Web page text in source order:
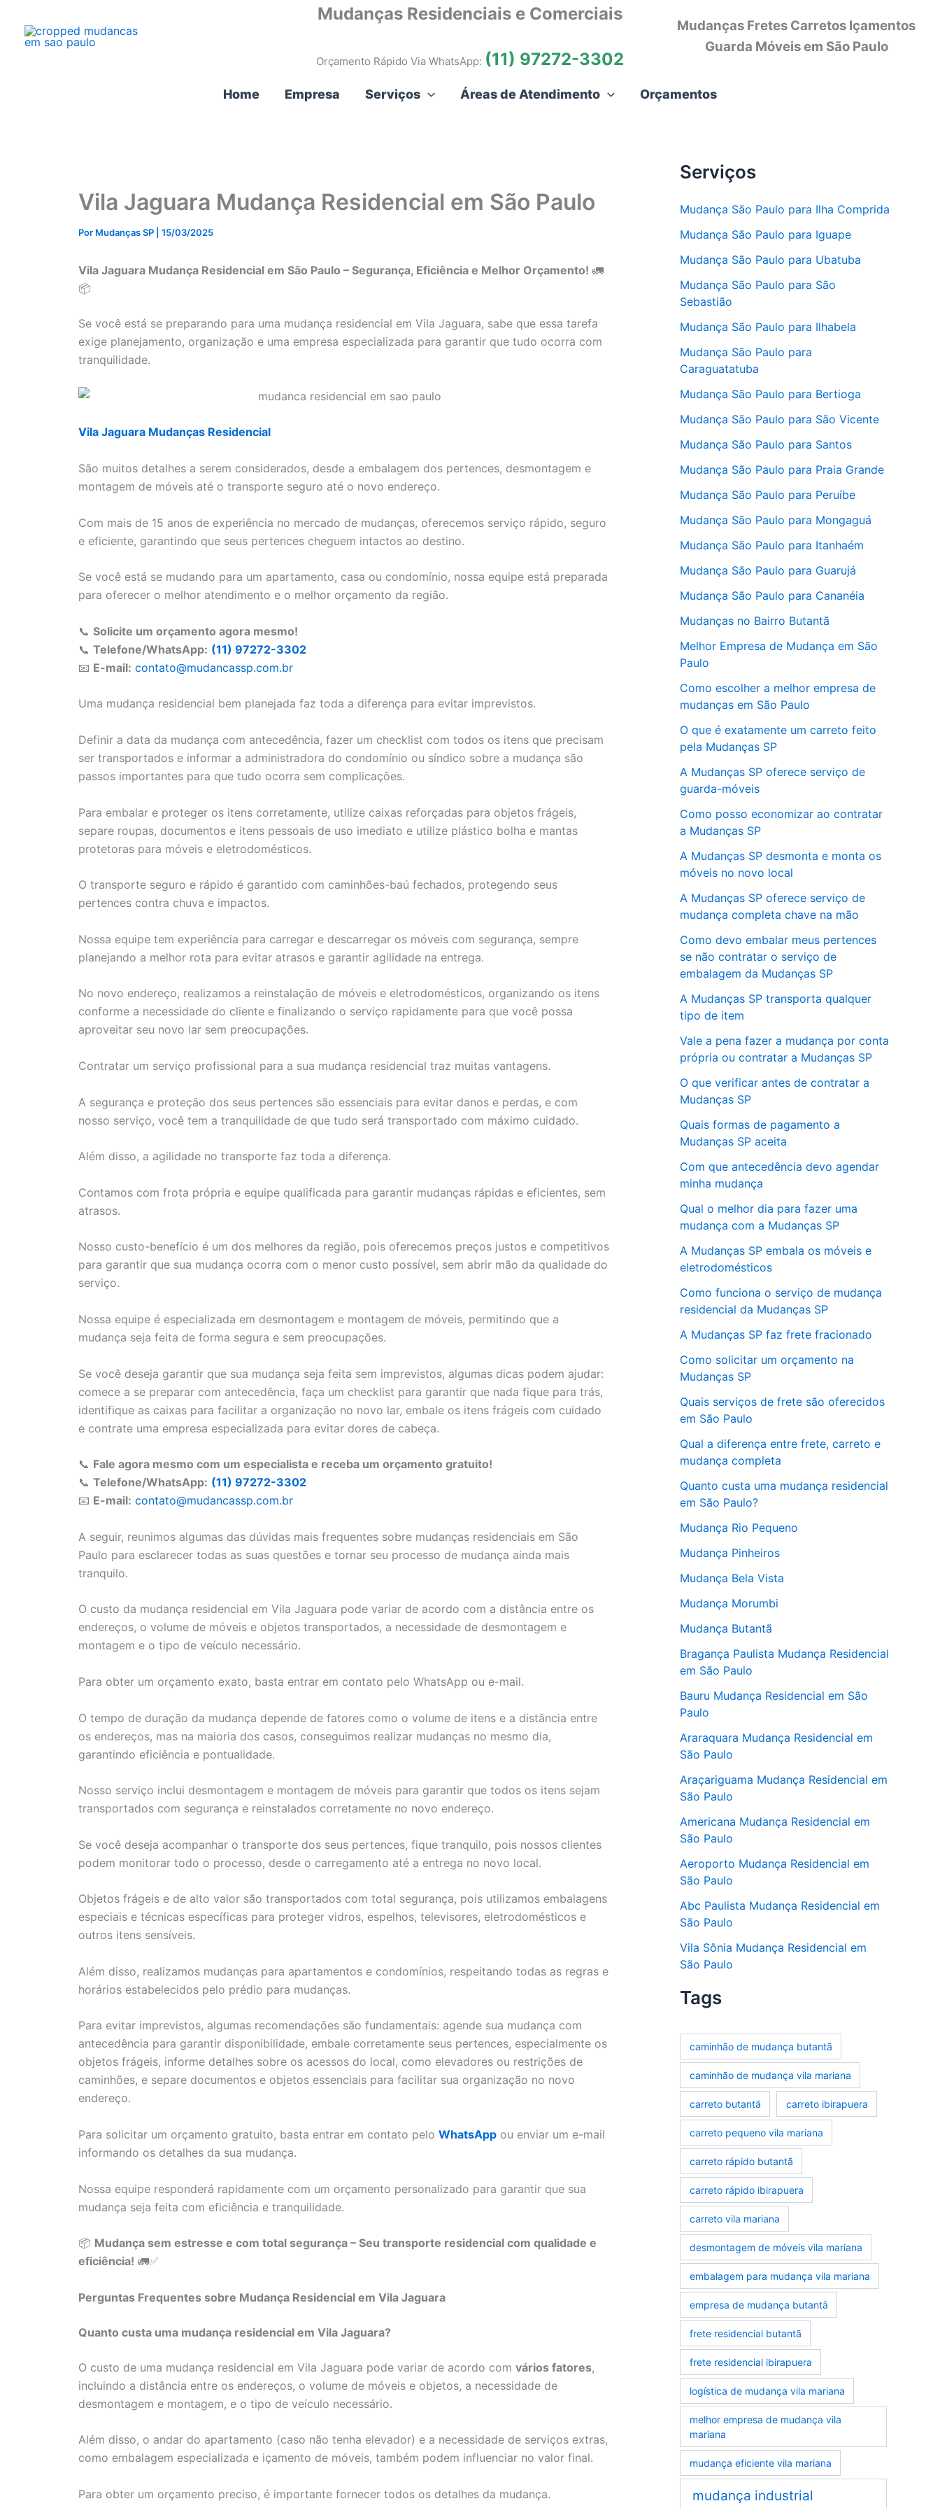
Mudanças Residenciais e Comerciais
Orçamento Rápido Via WhatsApp: (11) 97272-3302
Mudanças Fretes Carretos Içamentos
Guarda Móveis em São Paulo
Home Empresa Serviços Áreas de Atendimento Orçamentos
Vila Jaguara Mudança Residencial em São Paulo
Por Mudanças SP 15/03/2025
Vila Jaguara Mudança Residencial em São Paulo – Segurança, Eficiência e Melhor Orçamento! 🚛
📦
Se você está se preparando para uma mudança residencial em Vila Jaguara, sabe que essa tarefa
exige planejamento, organização e uma empresa especializada para garantir que tudo ocorra com
tranquilidade.
Vila Jaguara Mudanças Residencial
São muitos detalhes a serem considerados, desde a embalagem dos pertences, desmontagem e
montagem de móveis até o transporte seguro até o novo endereço.
Com mais de 15 anos de experiência no mercado de mudanças, oferecemos serviço rápido, seguro
e eficiente, garantindo que seus pertences cheguem intactos ao destino.
Se você está se mudando para um apartamento, casa ou condomínio, nossa equipe está preparada
para oferecer o melhor atendimento e o melhor orçamento da região.
📞 Solicite um orçamento agora mesmo!
📞 Telefone/WhatsApp: (11) 97272-3302
📧 E-mail: contato@mudancassp.com.br
Uma mudança residencial bem planejada faz toda a diferença para evitar imprevistos.
Definir a data da mudança com antecedência, fazer um checklist com todos os itens que precisam
ser transportados e informar a administradora do condomínio ou síndico sobre a mudança são
passos importantes para que tudo ocorra sem complicações.
Para embalar e proteger os itens corretamente, utilize caixas reforçadas para objetos frágeis,
separe roupas, documentos e itens pessoais de uso imediato e utilize plástico bolha e mantas
protetoras para móveis e eletrodomésticos.
O transporte seguro e rápido é garantido com caminhões-baú fechados, protegendo seus
pertences contra chuva e impactos.
Nossa equipe tem experiência para carregar e descarregar os móveis com segurança, sempre
planejando a melhor rota para evitar atrasos e garantir agilidade na entrega.
No novo endereço, realizamos a reinstalação de móveis e eletrodomésticos, organizando os itens
conforme a necessidade do cliente e finalizando o serviço rapidamente para que você possa
aproveitar seu novo lar sem preocupações.
Contratar um serviço profissional para a sua mudança residencial traz muitas vantagens.
A segurança e proteção dos seus pertences são essenciais para evitar danos e perdas, e com
nosso serviço, você tem a tranquilidade de que tudo será transportado com máximo cuidado.
Além disso, a agilidade no transporte faz toda a diferença.
Contamos com frota própria e equipe qualificada para garantir mudanças rápidas e eficientes, sem
atrasos.
Nosso custo-benefício é um dos melhores da região, pois oferecemos preços justos e competitivos
para garantir que sua mudança ocorra com o menor custo possível, sem abrir mão da qualidade do
serviço.
Nossa equipe é especializada em desmontagem e montagem de móveis, permitindo que a
mudança seja feita de forma segura e sem preocupações.
Se você deseja garantir que sua mudança seja feita sem imprevistos, algumas dicas podem ajudar:
comece a se preparar com antecedência, faça um checklist para garantir que nada fique para trás,
identifique as caixas para facilitar a organização no novo lar, embale os itens frágeis com cuidado
e contrate uma empresa especializada para evitar dores de cabeça.
📞 Fale agora mesmo com um especialista e receba um orçamento gratuito!
📞 Telefone/WhatsApp: (11) 97272-3302
📧 E-mail: contato@mudancassp.com.br
A seguir, reunimos algumas das dúvidas mais frequentes sobre mudanças residenciais em São
Paulo para esclarecer todas as suas questões e tornar seu processo de mudança ainda mais
tranquilo.
O custo da mudança residencial em Vila Jaguara pode variar de acordo com a distância entre os
endereços, o volume de móveis e objetos transportados, a necessidade de desmontagem e
montagem e o tipo de veículo necessário.
Para obter um orçamento exato, basta entrar em contato pelo WhatsApp ou e-mail.
O tempo de duração da mudança depende de fatores como o volume de itens e a distância entre
os endereços, mas na maioria dos casos, conseguimos realizar mudanças no mesmo dia,
garantindo eficiência e pontualidade.
Nosso serviço inclui desmontagem e montagem de móveis para garantir que todos os itens sejam
transportados com segurança e reinstalados corretamente no novo endereço.
Se você deseja acompanhar o transporte dos seus pertences, fique tranquilo, pois nossos clientes
podem monitorar todo o processo, desde o carregamento até a entrega no novo local.
Objetos frágeis e de alto valor são transportados com total segurança, pois utilizamos embalagens
especiais e técnicas específicas para proteger vidros, espelhos, televisores, eletrodomésticos e
outros itens sensíveis.
Além disso, realizamos mudanças para apartamentos e condomínios, respeitando todas as regras e
horários estabelecidos pelo prédio para mudanças.
Para evitar imprevistos, algumas recomendações são fundamentais: agende sua mudança com
antecedência para garantir disponibilidade, embale corretamente seus pertences, especialmente os
objetos frágeis, informe detalhes sobre os acessos do local, como elevadores ou restrições de
caminhões, e separe documentos e objetos essenciais para facilitar sua organização no novo
endereço.
Para solicitar um orçamento gratuito, basta entrar em contato pelo WhatsApp ou enviar um e-mail
informando os detalhes da sua mudança.
Nossa equipe responderá rapidamente com um orçamento personalizado para garantir que sua
mudança seja feita com eficiência e tranquilidade.
📦 Mudança sem estresse e com total segurança – Seu transporte residencial com qualidade e
eficiência! 🚛✅
Perguntas Frequentes sobre Mudança Residencial em Vila Jaguara
Quanto custa uma mudança residencial em Vila Jaguara?
O custo de uma mudança residencial em Vila Jaguara pode variar de acordo com vários fatores,
incluindo a distância entre os endereços, o volume de móveis e objetos, a necessidade de
desmontagem e montagem, e o tipo de veículo necessário.
Além disso, o andar do apartamento (caso não tenha elevador) e a necessidade de serviços extras,
como embalagem especializada e içamento de móveis, também podem influenciar no valor final.
Para obter um orçamento preciso, é importante fornecer todos os detalhes da mudança.
Serviços
Mudança São Paulo para Ilha Comprida
Mudança São Paulo para Iguape
Mudança São Paulo para Ubatuba
Mudança São Paulo para São
Sebastião
Mudança São Paulo para Ilhabela
Mudança São Paulo para
Caraguatatuba
Mudança São Paulo para Bertioga
Mudança São Paulo para São Vicente
Mudança São Paulo para Santos
Mudança São Paulo para Praia Grande
Mudança São Paulo para Peruíbe
Mudança São Paulo para Mongaguá
Mudança São Paulo para Itanhaém
Mudança São Paulo para Guarujá
Mudança São Paulo para Cananéia
Mudanças no Bairro Butantã
Melhor Empresa de Mudança em São
Paulo
Como escolher a melhor empresa de
mudanças em São Paulo
O que é exatamente um carreto feito
pela Mudanças SP
A Mudanças SP oferece serviço de
guarda-móveis
Como posso economizar ao contratar
a Mudanças SP
A Mudanças SP desmonta e monta os
móveis no novo local
A Mudanças SP oferece serviço de
mudança completa chave na mão
Como devo embalar meus pertences
se não contratar o serviço de
embalagem da Mudanças SP
A Mudanças SP transporta qualquer
tipo de item
Vale a pena fazer a mudança por conta
própria ou contratar a Mudanças SP
O que verificar antes de contratar a
Mudanças SP
Quais formas de pagamento a
Mudanças SP aceita
Com que antecedência devo agendar
minha mudança
Qual o melhor dia para fazer uma
mudança com a Mudanças SP
A Mudanças SP embala os móveis e
eletrodomésticos
Como funciona o serviço de mudança
residencial da Mudanças SP
A Mudanças SP faz frete fracionado
Como solicitar um orçamento na
Mudanças SP
Quais serviços de frete são oferecidos
em São Paulo
Qual a diferença entre frete, carreto e
mudança completa
Quanto custa uma mudança residencial
em São Paulo?
Mudança Rio Pequeno
Mudança Pinheiros
Mudança Bela Vista
Mudança Morumbi
Mudança Butantã
Bragança Paulista Mudança Residencial
em São Paulo
Bauru Mudança Residencial em São
Paulo
Araraquara Mudança Residencial em
São Paulo
Araçariguama Mudança Residencial em
São Paulo
Americana Mudança Residencial em
São Paulo
Aeroporto Mudança Residencial em
São Paulo
Abc Paulista Mudança Residencial em
São Paulo
Vila Sônia Mudança Residencial em
São Paulo
Tags
caminhão de mudança butantã
caminhão de mudança vila mariana
carreto butantã carreto ibirapuera
carreto pequeno vila mariana
carreto rápido butantã
carreto rápido ibirapuera
carreto vila mariana
desmontagem de móveis vila mariana
embalagem para mudança vila mariana
empresa de mudança butantã
frete residencial butantã
frete residencial ibirapuera
logística de mudança vila mariana
melhor empresa de mudança vila
mariana
mudança eficiente vila mariana
mudança industrial